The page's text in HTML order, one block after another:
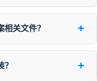
关文件？ +
+